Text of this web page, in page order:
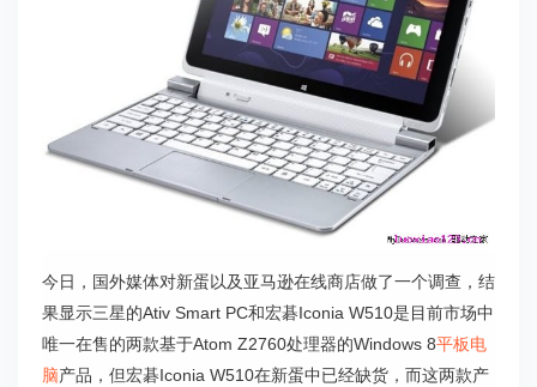
今日，国外媒体对新蛋以及亚马逊在线商店做了一个调查，结
果显示三星的Ativ Smart PC和宏碁Iconia W510是目前市场中
唯一在售的两款基于Atom Z2760处理器的Windows 8平板电
脑产品，但宏碁Iconia W510在新蛋中已经缺货，而这两款产